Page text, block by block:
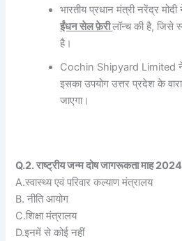
भारतीय प्रधान मंत्री नरेंद्र
ईंधन सेल फ़ेरीलॉन्च की है, जिसे
है।
Cochin Shipyard Limited ने
इसका उपयोग उत्तर प्रदेश के
जाएगा।
Q.2. राष्ट्रीय जन्म दोष जागरूकता माह 2024
A.स्वास्थ्य एवं परिवार कल्याण मंत्रालय
B. नीति आयोग
C.शिक्षा मंत्रालय
D.इनमें से कोई नहीं